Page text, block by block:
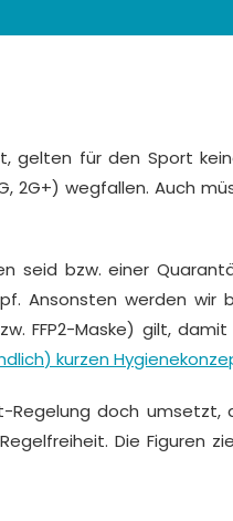
gelten für den Sport
2G+) wegfallen. Auch
seid bzw. einer
Ansonsten werden wir
FFP2-Maske) gilt, damit
kurzen
Regelung doch umsetzt,
Die Figuren